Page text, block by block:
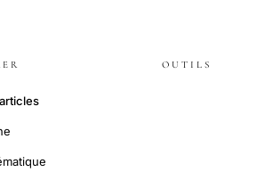
OUTILS